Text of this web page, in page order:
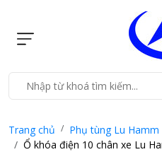
Trang chủ
Phụ tùng Lu Hamm
Ổ khóa điện 10 chân xe Lu